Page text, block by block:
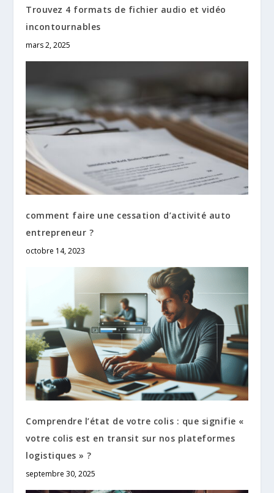
Trouvez 4 formats de fichier audio et vidéo
incontournables
mars 2, 2025
comment faire une cessation d’activité auto
entrepreneur ?
octobre 14, 2023
Comprendre l’état de votre colis : que signifie «
votre colis est en transit sur nos plateformes
logistiques » ?
septembre 30, 2025